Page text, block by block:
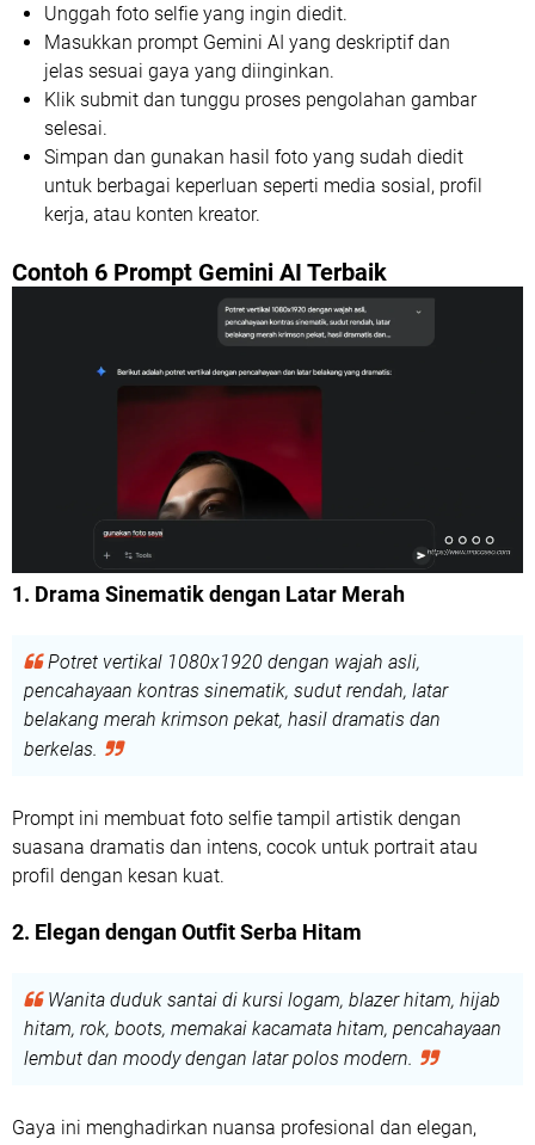
Unggah foto selfie yang ingin diedit.
Masukkan prompt Gemini AI yang deskriptif dan
jelas sesuai gaya yang diinginkan.
Klik submit dan tunggu proses pengolahan gambar
selesai.
Simpan dan gunakan hasil foto yang sudah diedit
untuk berbagai keperluan seperti media sosial, profil
kerja, atau konten kreator.
Contoh 6 Prompt Gemini AI Terbaik
1. Drama Sinematik dengan Latar Merah
Potret vertikal 1080x1920 dengan wajah asli,
pencahayaan kontras sinematik, sudut rendah, latar
belakang merah krimson pekat, hasil dramatis dan
berkelas.
Prompt ini membuat foto selfie tampil artistik dengan
suasana dramatis dan intens, cocok untuk portrait atau
profil dengan kesan kuat.
2. Elegan dengan Outfit Serba Hitam
Wanita duduk santai di kursi logam, blazer hitam, hijab
hitam, rok, boots, memakai kacamata hitam, pencahayaan
lembut dan moody dengan latar polos modern.
Gaya ini menghadirkan nuansa profesional dan elegan,